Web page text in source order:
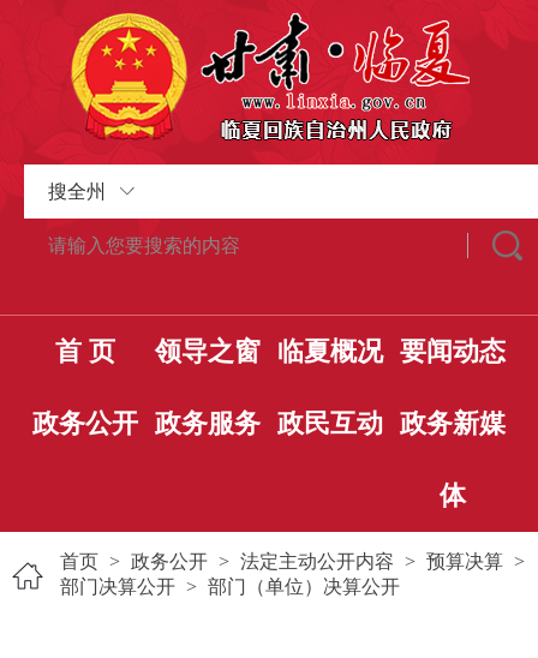
搜全州
首 页 领导之窗 临夏概况 要闻动态
政务公开 政务服务 政民互动 政务新媒
体
首页 > 政务公开 > 法定主动公开内容 > 预算决算 >
部门决算公开 > 部门（单位）决算公开